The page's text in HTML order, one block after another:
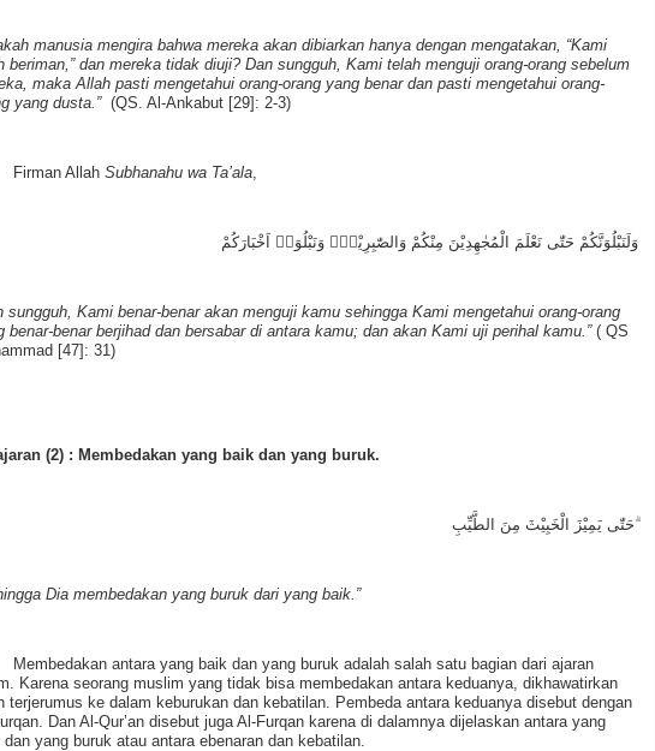
manusia mengira bahwa mereka akan dibiarkan hanya dengan mengatakan, “Kami
beriman,” dan mereka tidak diuji? Dan sungguh, Kami telah menguji orang-orang sebelum
maka Allah pasti mengetahui orang-orang yang benar dan pasti mengetahui orang-
yang dusta.” (QS. Al-Ankabut [29]: 2-3)
Allah Subhanahu wa Ta’ala
وَلَنَبْلُوَنَّكُمْ حَتّٰى نَعْلَمَ الْمُجٰهِدِيْنَ مِنْكُمْ وَالصّٰبِرِيْنَۙ وَنَبْلُوَا۟ اَخْبَارَكُمْ
sungguh, Kami benar-benar akan menguji kamu sehingga Kami mengetahui orang-orang
benar-benar berjihad dan bersabar di antara kamu; dan akan Kami uji perihal kamu.”( QS
[47]: 31)
(2) : Membedakan yang baik dan yang buruk.
حَتّٰى يَمِيْزَ الْخَبِيْثَ مِنَ الطَّيِّبِ ۗ
Dia membedakan yang buruk dari yang baik.”
antara yang baik dan yang buruk adalah salah satu bagian dari ajaran
Karena seorang muslim yang tidak bisa membedakan antara keduanya, dikhawatirkan
terjerumus ke dalam keburukan dan kebatilan. Pembeda antara keduanya disebut dengan
Dan Al-Qur’an disebut juga Al-Furqan karena di dalamnya dijelaskan antara yang
dan yang buruk atau antara ebenaran dan kebatilan.